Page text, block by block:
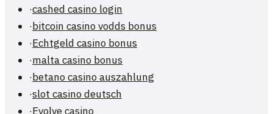
·cashed casino login
·bitcoin casino vodds bonus
·Echtgeld casino bonus
·malta casino bonus
·betano casino auszahlung
·slot casino deutsch
·Evolve casino